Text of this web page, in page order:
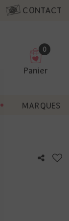
CONTACT
0
Panier
MARQUES